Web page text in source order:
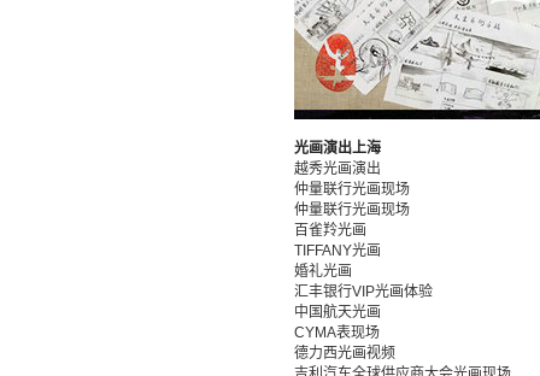
光画演出上海
越秀光画演出
仲量联行光画现场
仲量联行光画现场
百雀羚光画
TIFFANY光画
婚礼光画
汇丰银行VIP光画体验
中国航天光画
CYMA表现场
德力西光画视频